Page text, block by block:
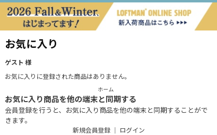
お気に入り
ゲスト 様
お気に入りに登録された商品はありません。
ホーム
お気に入り商品を他の端末と同期する
会員登録を行うと、お気に入り商品を他の端末と同期することがで
きます。
新規会員登録｜ ログイン